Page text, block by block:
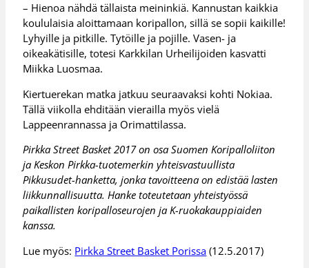
– Hienoa nähdä tällaista meininkiä. Kannustan kaikkia
koululaisia aloittamaan koripallon, sillä se sopii kaikille!
Lyhyille ja pitkille. Tytöille ja pojille. Vasen- ja
oikeakätisille, totesi Karkkilan Urheilijoiden kasvatti
Miikka Luosmaa.
Kiertuerekan matka jatkuu seuraavaksi kohti Nokiaa.
Tällä viikolla ehditään vierailla myös vielä
Lappeenrannassa ja Orimattilassa.
Pirkka Street Basket 2017 on osa Suomen Koripalloliiton
ja Keskon Pirkka-tuotemerkin yhteisvastuullista
Pikkusudet-hanketta, jonka tavoitteena on edistää lasten
liikkunnallisuutta. Hanke toteutetaan yhteistyössä
paikallisten koripalloseurojen ja K-ruokakauppiaiden
kanssa.
Lue myös: Pirkka Street Basket Porissa (12.5.2017)